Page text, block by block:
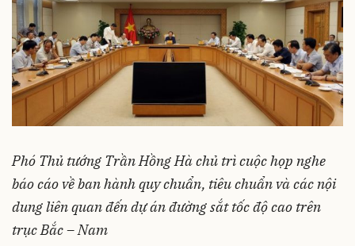
Phó Thủ tướng Trần Hồng Hà chủ trì cuộc họp nghe
báo cáo về ban hành quy chuẩn, tiêu chuẩn và các nội
dung liên quan đến dự án đường sắt tốc độ cao trên
trục Bắc – Nam